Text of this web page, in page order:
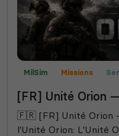
MilSim Missions
[FR] Unité Orion
🇫🇷 [FR] Unité Orion
l'Unité Orion: L'Unité